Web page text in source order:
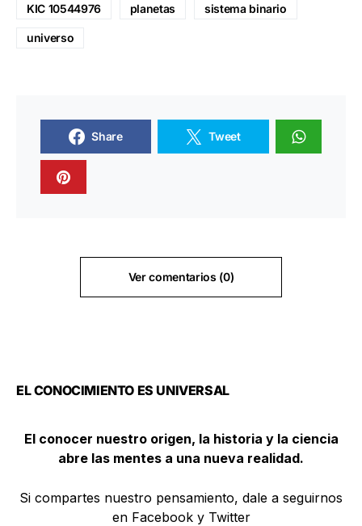
KIC 10544976 planetas sistema binario
universo
Share Tweet
Ver comentarios (0)
EL CONOCIMIENTO ES UNIVERSAL
El conocer nuestro origen, la historia y la ciencia
abre las mentes a una nueva realidad.
Si compartes nuestro pensamiento, dale a seguirnos
en Facebook y Twitter